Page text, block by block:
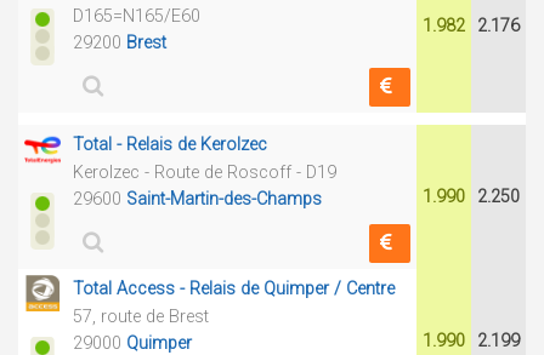
D165=N165/E60
29200 Brest
1.982 2.176
Total - Relais de Kerolzec
Kerolzec - Route de Roscoff - D19
29600 Saint-Martin-des-Champs 1.990 2.250
Total Access - Relais de Quimper / Centre
57, route de Brest
29000 Quimper 1.990 2.199